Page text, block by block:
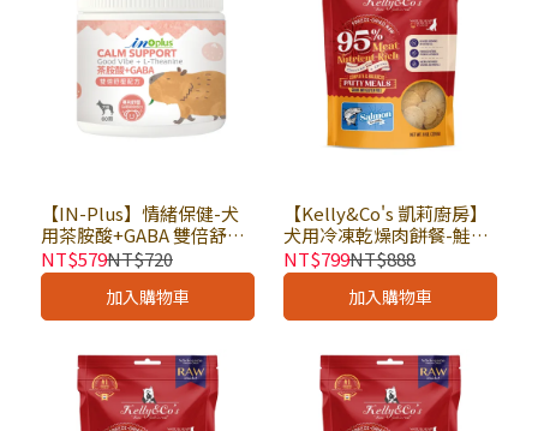
【IN-Plus】情緒保健-犬
用茶胺酸+GABA 雙倍舒壓
配方 60顆 × 罐｜狗保健品
軟錠型 維持睡眠品質
NT$579NT$720
加入購物車
【Kelly&Co's 凱莉廚房】
犬用冷凍乾燥肉餅餐-鮭魚
8oz(226g) × 包｜狗乾糧
狗飼料 無穀低敏 無穀飼料
全齡犬適用
NT$799NT$888
加入購物車